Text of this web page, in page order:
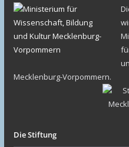
Mecklenburg-Vorpommern.
Die Stiftung